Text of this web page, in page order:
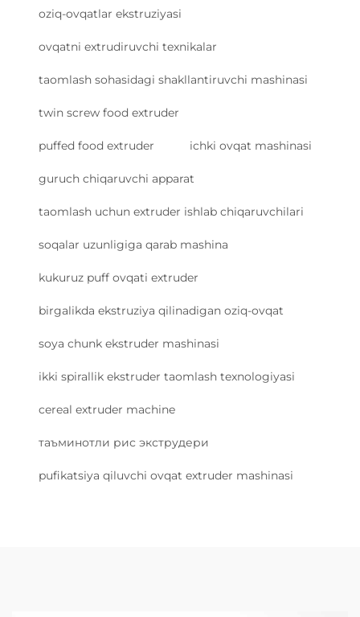
oziq-ovqatlar ekstruziyasi
ovqatni extrudiruvchi texnikalar
taomlash sohasidagi shakllantiruvchi mashinasi
twin screw food extruder
puffed food extruder ichki ovqat mashinasi
guruch chiqaruvchi apparat
taomlash uchun extruder ishlab chiqaruvchilari
soqalar uzunligiga qarab mashina
kukuruz puff ovqati extruder
birgalikda ekstruziya qilinadigan oziq-ovqat
soya chunk ekstruder mashinasi
ikki spirallik ekstruder taomlash texnologiyasi
cereal extruder machine
таъминотли рис экструдери
pufikatsiya qiluvchi ovqat extruder mashinasi